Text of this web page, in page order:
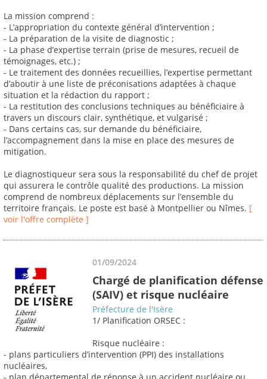
La mission comprend :
- L’appropriation du contexte général d’intervention ;
- La préparation de la visite de diagnostic ;
- La phase d’expertise terrain (prise de mesures, recueil de
témoignages, etc.) ;
- Le traitement des données recueillies, l’expertise permettant
d’aboutir à une liste de préconisations adaptées à chaque
situation et la rédaction du rapport ;
- La restitution des conclusions techniques au bénéficiaire à
travers un discours clair, synthétique, et vulgarisé ;
- Dans certains cas, sur demande du bénéficiaire,
l’accompagnement dans la mise en place des mesures de
mitigation.
Le diagnostiqueur sera sous la responsabilité du chef de projet
qui assurera le contrôle qualité des productions. La mission
comprend de nombreux déplacements sur l’ensemble du
territoire français. Le poste est basé à Montpellier ou Nîmes. [
voir l'offre complète ]
01/09/2024
Chargé de planification défense
(SAIV) et risque nucléaire
Préfecture de l'Isère
1/ Planification ORSEC :
Risque nucléaire :
- plans particuliers d’intervention (PPI) des installations
nucléaires,